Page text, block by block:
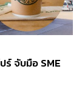
ร์ จับมือ SME